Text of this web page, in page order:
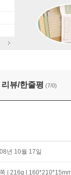
리뷰/한줄평 (7/0)
년 10월 17일
| 216g |